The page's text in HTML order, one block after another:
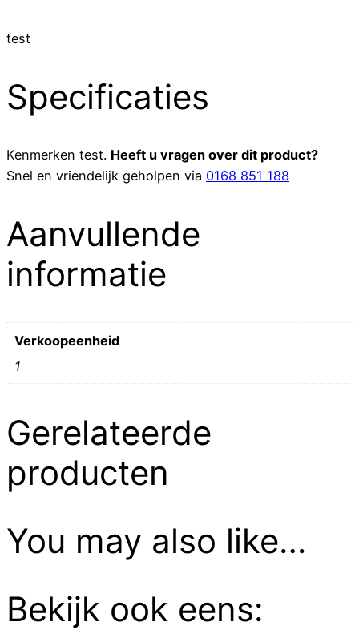
test
Specificaties
Kenmerken test. Heeft u vragen over dit product?
Snel en vriendelijk geholpen via 0168 851 188
Aanvullende
informatie
Verkoopeenheid
1
Gerelateerde
producten
You may also like…
Bekijk ook eens: